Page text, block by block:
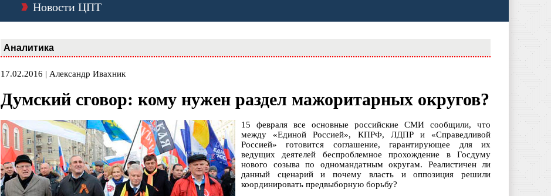
Новости ЦПТ
Аналитика
17.02.2016 | Александр Ивахник
Думский сговор: кому нужен раздел мажоритарных округов?
15 февраля все основные российские СМИ сообщили, что
между «Единой Россией», КПРФ, ЛДПР и «Справедливой
Россией» готовится соглашение, гарантирующее для их
ведущих деятелей беспроблемное прохождение в Госдуму
нового созыва по одномандатным округам. Реалистичен ли
данный сценарий и почему власть и оппозиция решили
координировать предвыборную борьбу?